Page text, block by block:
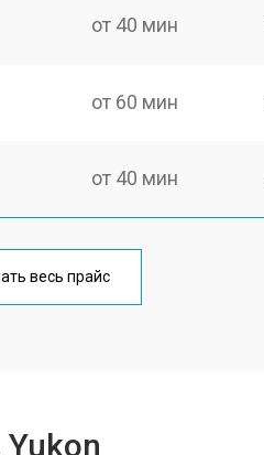
от 40 мин
от 60 мин
от 40 мин
от 70 мин
весь прайс